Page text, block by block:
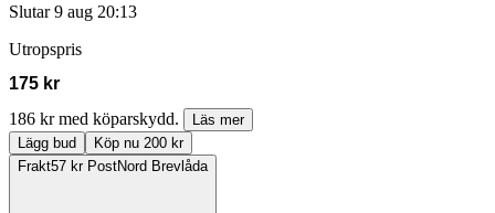
Slutar 9 aug 20:13
Utropspris
175 kr
186 kr med köparskydd.
Läs mer
Lägg bud
Köp nu 200 kr
Frakt57 kr PostNord Brevlåda